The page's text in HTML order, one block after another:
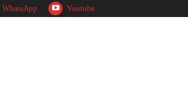
WhatsApp Youtube